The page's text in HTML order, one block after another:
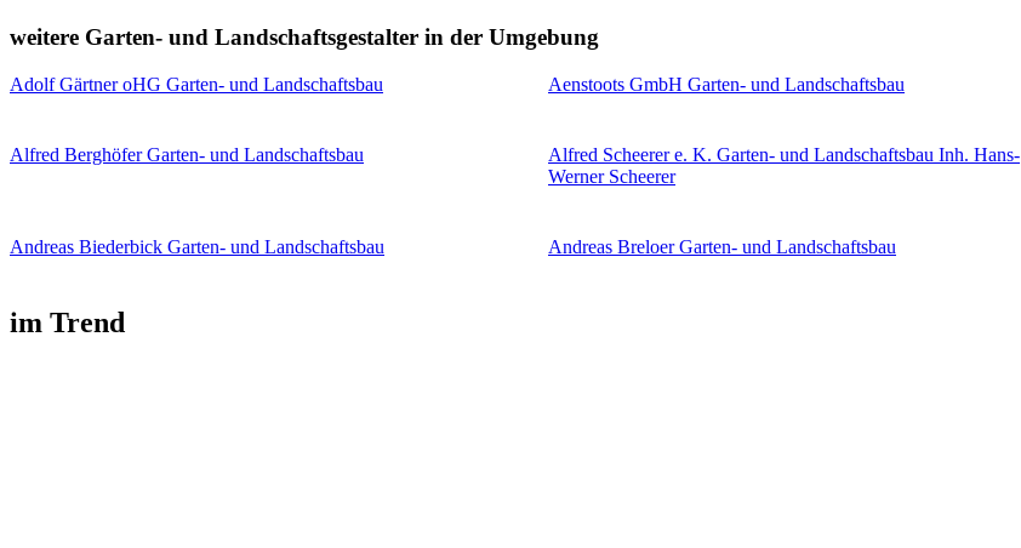
weitere Garten- und Landschaftsgestalter in der Umgebung
Adolf Gärtner oHG Garten- und Landschaftsbau Aenstoots GmbH Garten- und Landschaftsbau
Alfred Berghöfer Garten- und Landschaftsbau
Alfred Scheerer e. K. Garten- und Landschaftsbau Inh. Hans-
Werner Scheerer
Andreas Biederbick Garten- und Landschaftsbau Andreas Breloer Garten- und Landschaftsbau
im Trend